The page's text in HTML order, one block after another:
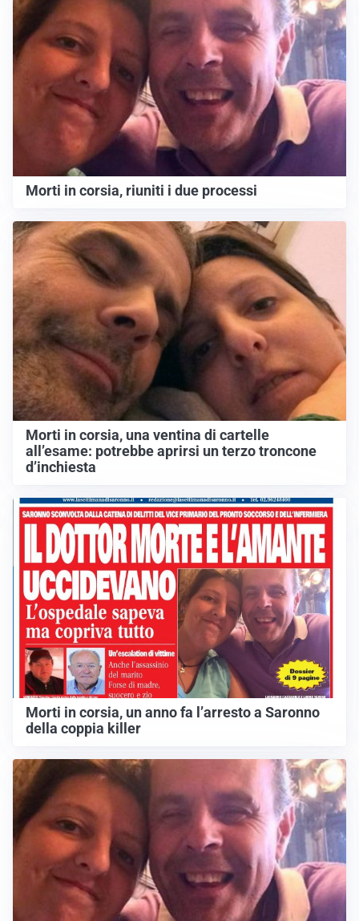
Morti in corsia, riuniti i due processi
Morti in corsia, una ventina di cartelle
all’esame: potrebbe aprirsi un terzo troncone
d’inchiesta
Morti in corsia, un anno fa l’arresto a Saronno
della coppia killer